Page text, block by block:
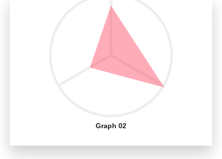
Graph 02